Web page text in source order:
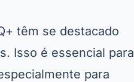
têm se destacado
Isso é essencial para
para